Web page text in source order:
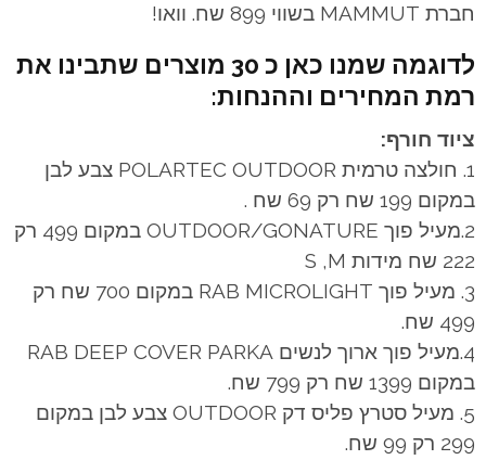
חברת MAMMUT בשווי 899 שח. וואו!
לדוגמה שמנו כאן כ 30 מוצרים שתבינו את
רמת המחירים וההנחות:
ציוד חורף:
1. חולצה טרמית POLARTEC OUTDOOR צבע לבן
במקום 199 שח רק 69 שח .
2.מעיל פוך OUTDOOR/GONATURE במקום 499 רק
222 שח מידות S ,M
3. מעיל פוך RAB MICROLIGHT במקום 700 שח רק
499 שח.
4.מעיל פוך ארוך לנשים RAB DEEP COVER PARKA
במקום 1399 שח רק 799 שח.
5. מעיל סטרץ פליס דק OUTDOOR צבע לבן במקום
299 רק 99 שח.